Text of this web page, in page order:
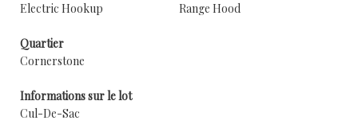
Electric Hookup
Range Hood
Quartier
Cornerstone
Informations sur le lot
Cul-De-Sac